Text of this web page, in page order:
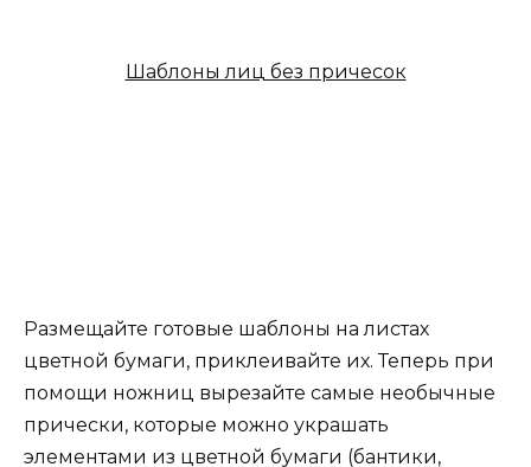
Шаблоны лиц без причесок
Размещайте готовые шаблоны на листах
цветной бумаги, приклеивайте их. Теперь при
помощи ножниц вырезайте самые необычные
прически, которые можно украшать
элементами из цветной бумаги (бантики,